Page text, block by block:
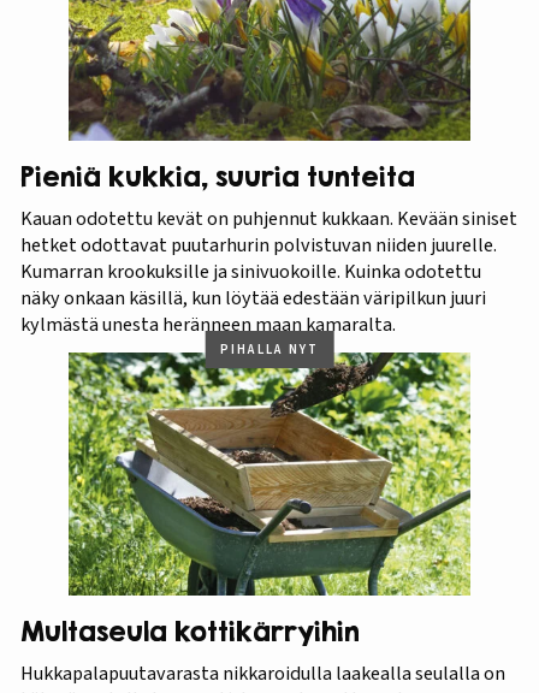
Pieniä kukkia, suuria tunteita
Kauan odotettu kevät on puhjennut kukkaan. Kevään siniset
hetket odottavat puutarhurin polvistuvan niiden juurelle.
Kumarran krookuksille ja sinivuokoille. Kuinka odotettu
näky onkaan käsillä, kun löytää edestään väripilkun juuri
kylmästä unesta heränneen maan kamaralta.
PIHALLA NYT
Multaseula kottikärryihin
Hukkapalapuutavarasta nikkaroidulla laakealla seulalla on